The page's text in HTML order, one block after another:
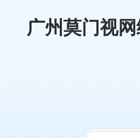
广州莫门视